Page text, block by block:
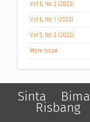
Vol 6, No 2 (2023)
Vol 6, No 1 (2023)
Vol 5, No 2 (2022)
More Issue
Sinta Bima
Risbang